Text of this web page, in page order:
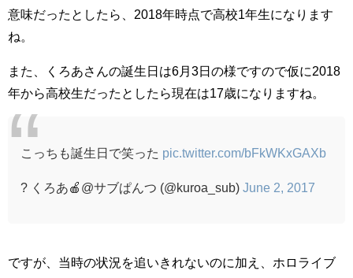
意味だったとしたら、2018年時点で高校1年生になります
ね。
また、くろあさんの誕生日は6月3日の様ですので仮に2018
年から高校生だったとしたら現在は17歳になりますね。
こっちも誕生日で笑った pic.twitter.com/bFkWKxGAXb
? くろあ🍎@サブぱんつ (@kuroa_sub) June 2, 2017
ですが、当時の状況を追いきれないのに加え、ホロライブ